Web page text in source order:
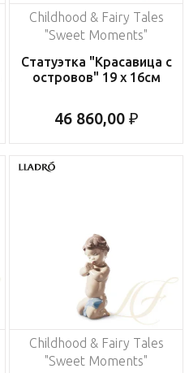
Childhood & Fairy Tales
"Sweet Moments"
Статуэтка "Красавица с
островов" 19 x 16см
46 860,00 ₽
Childhood & Fairy Tales
"Sweet Moments"